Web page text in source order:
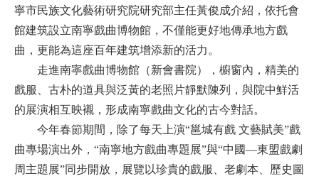
寧市民族文化藝術研究院研究部主任黃俊成介紹，依托會
館建筑設立南寧戲曲博物館，不僅能更好地傳承地方戲
曲，更能為這座百年建筑增添新的活力。
走進南寧戲曲博物館（新會書院），櫥窗內，精美的
戲服、古朴的道具與泛黃的老照片靜默陳列，與院中鮮活
的展演相互映襯，形成南寧戲曲文化的古今對話。
今年春節期間，除了每天上演“邕城有戲 文藝賦美”戲
曲專場演出外，“南寧地方戲曲專題展”與“中國—東盟戲劇
周主題展”同步開放，展覽以珍貴的戲服、老劇本、歷史圖